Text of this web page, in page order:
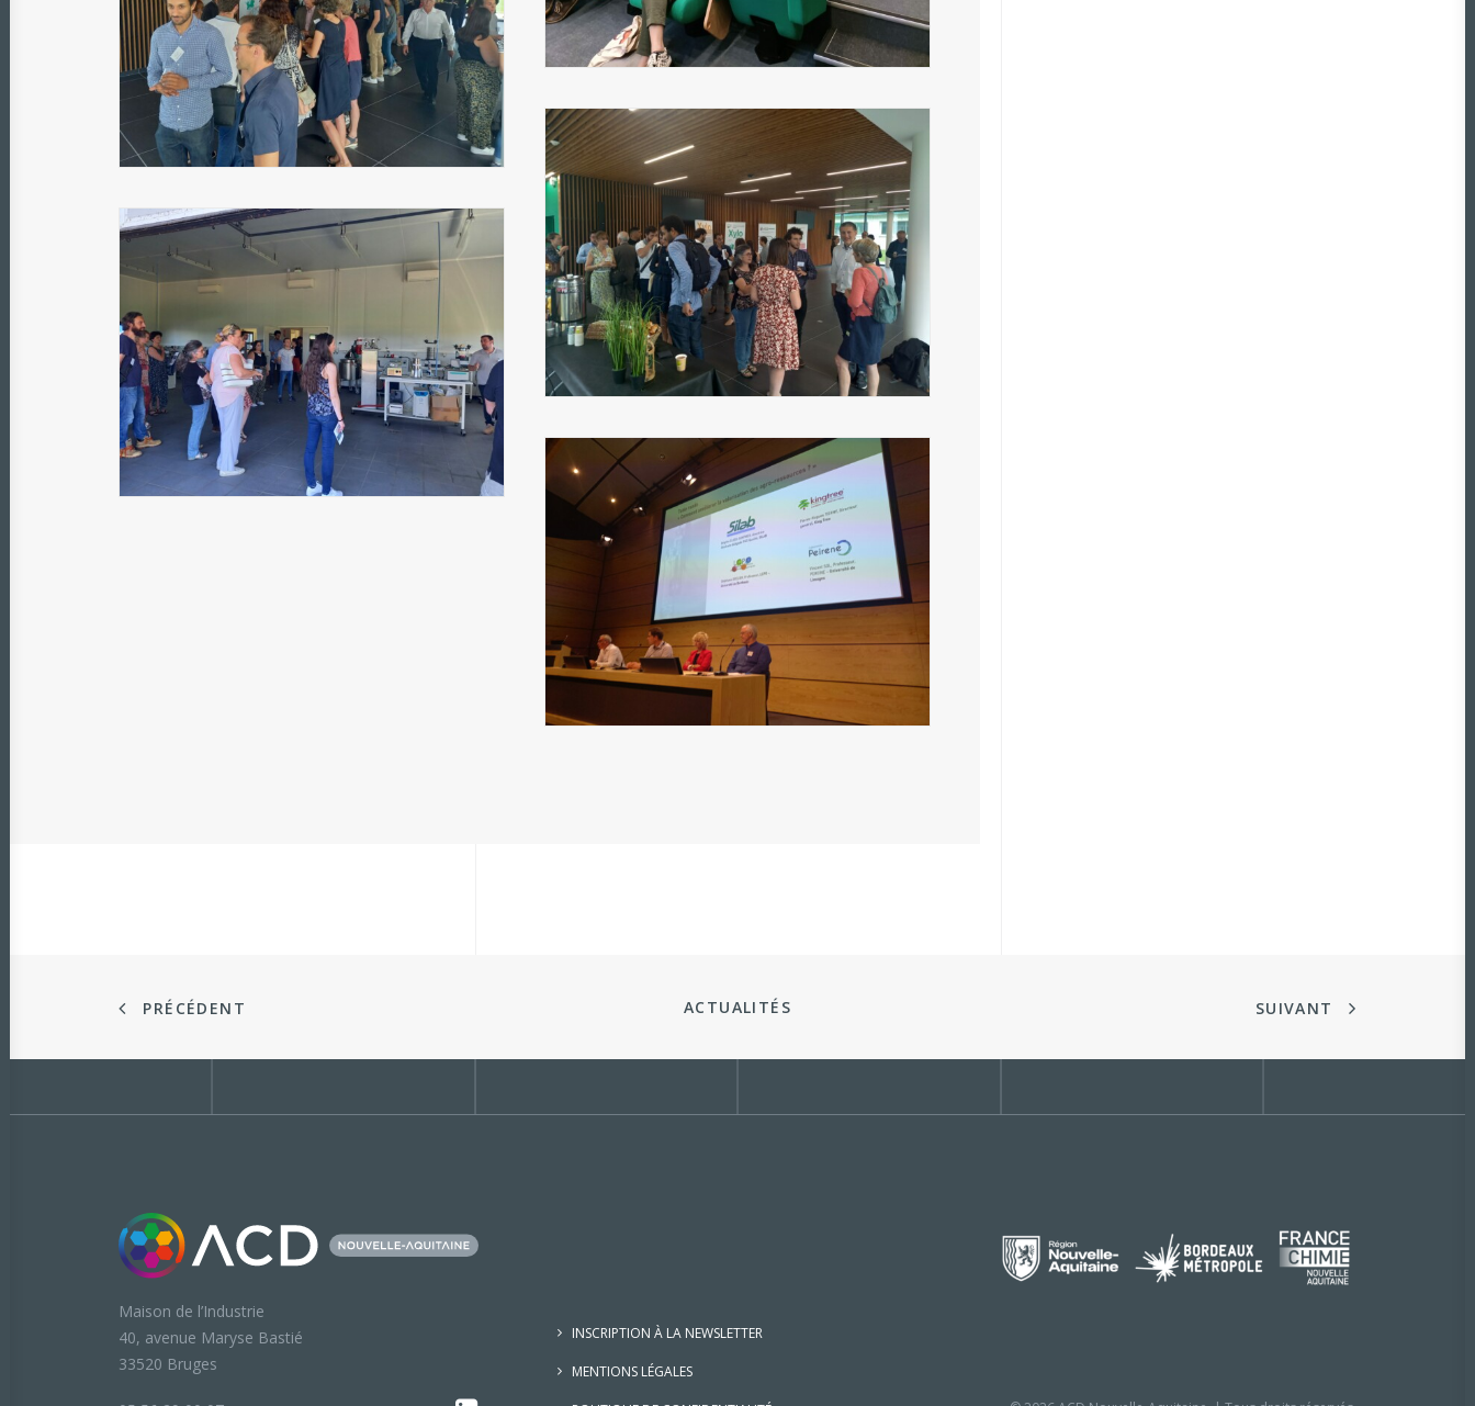
PRÉCÉDENT ACTUALITÉS SUIVANT
Maison de l’Industrie
40, avenue Maryse Bastié
33520 Bruges
INSCRIPTION À LA NEWSLETTER
MENTIONS LÉGALES